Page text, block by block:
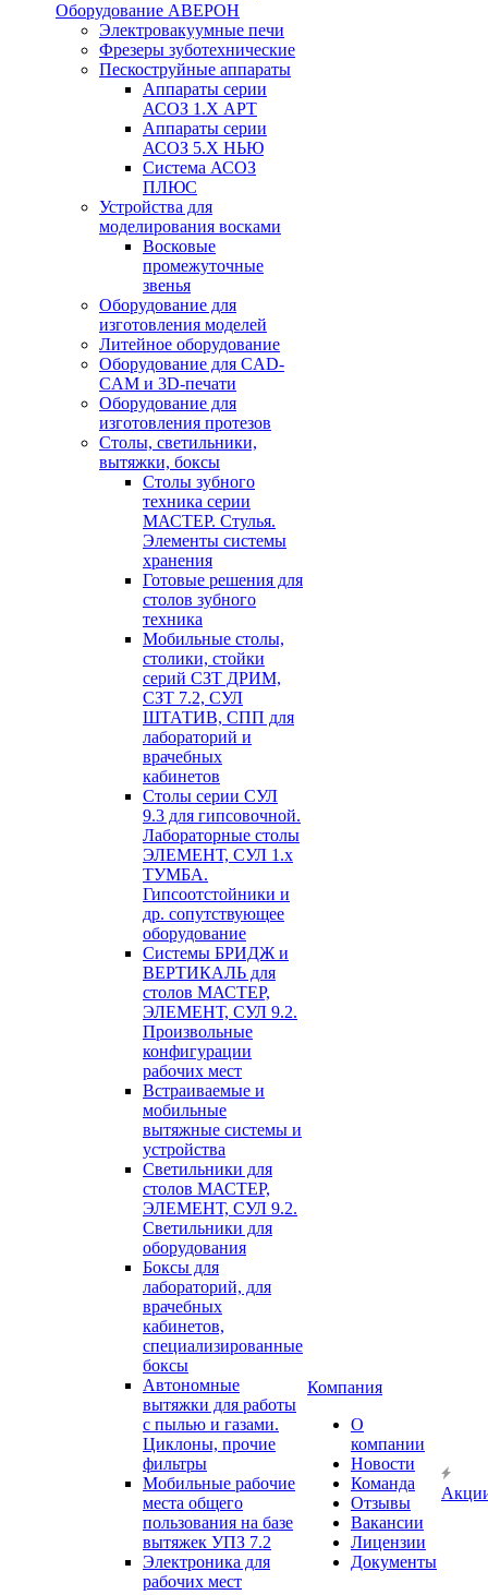
Оборудование АВЕРОН
Электровакуумные печи
Фрезеры зуботехнические
Пескоструйные аппараты
Аппараты серии
АСОЗ 1.Х АРТ
Аппараты серии
АСОЗ 5.Х НЬЮ
Система АСОЗ
ПЛЮС
Устройства для
моделирования восками
Восковые
промежуточные
звенья
Оборудование для
изготовления моделей
Литейное оборудование
Оборудование для CAD-
CAM и 3D-печати
Оборудование для
изготовления протезов
Cтолы, светильники,
вытяжки, боксы
Столы зубного
техника серии
МАСТЕР. Стулья.
Элементы системы
хранения
Готовые решения для
столов зубного
техника
Мобильные столы,
столики, стойки
серий СЗТ ДРИМ,
СЗТ 7.2, СУЛ
ШТАТИВ, СПП для
лабораторий и
врачебных
кабинетов
Столы серии СУЛ
9.3 для гипсовочной.
Лабораторные столы
ЭЛЕМЕНТ, СУЛ 1.х
ТУМБА.
Гипсоотстойники и
др. сопутствующее
оборудование
Системы БРИДЖ и
ВЕРТИКАЛЬ для
столов МАСТЕР,
ЭЛЕМЕНТ, СУЛ 9.2.
Произвольные
конфигурации
рабочих мест
Встраиваемые и
мобильные
вытяжные системы и
устройства
Светильники для
столов МАСТЕР,
ЭЛЕМЕНТ, СУЛ 9.2.
Светильники для
оборудования
Боксы для
лабораторий, для
врачебных
кабинетов,
специализированные
боксы
Автономные
вытяжки для работы
с пылью и газами.
Циклоны, прочие
фильтры
Мобильные рабочие
места общего
пользования на базе
вытяжек УПЗ 7.2
Электроника для
рабочих мест
Компания
О
компании
Новости
Команда
Отзывы
Вакансии
Лицензии
Документы